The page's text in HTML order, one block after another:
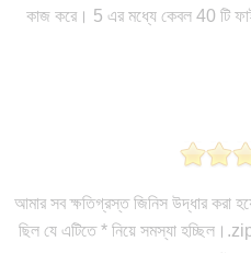
কাজ করে। 5 এর মধ্যে কেবল 40 টি
আমার সব ক্ষতিগ্রস্ত জিনিস উদ্ধার
ছিল যে এটিতে * নিয়ে সমস্যা